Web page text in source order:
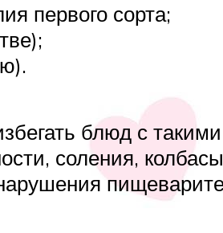
первого сорта;
блюд с
соления,